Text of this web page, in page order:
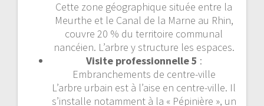
Cette zone géographique située entre la
Meurthe et le Canal de la Marne au Rhin,
couvre 20 % du territoire communal
nancéien. L’arbre y structure les espaces.
Visite professionnelle 5 :
Embranchements de centre-ville
L’arbre urbain est à l’aise en centre-ville. Il
s’installe notamment à la « Pépinière », un